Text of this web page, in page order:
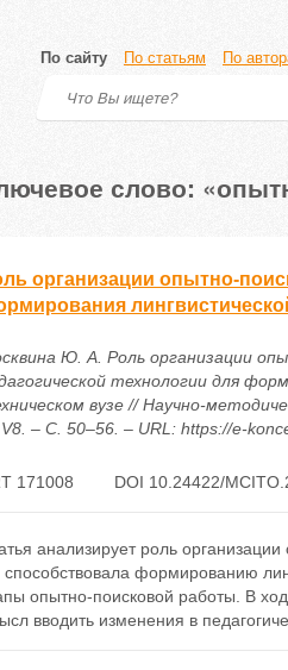
По сайту По статьям По
слово:
организации опытно-
Ю. А. Роль организации
технологии для
вузе // Научно-
– С. 50–56. – URL: https://e-
171008 DOI 10.24422/
анализирует роль
формированию
опытно-поисковой работы. В
вводить изменения в